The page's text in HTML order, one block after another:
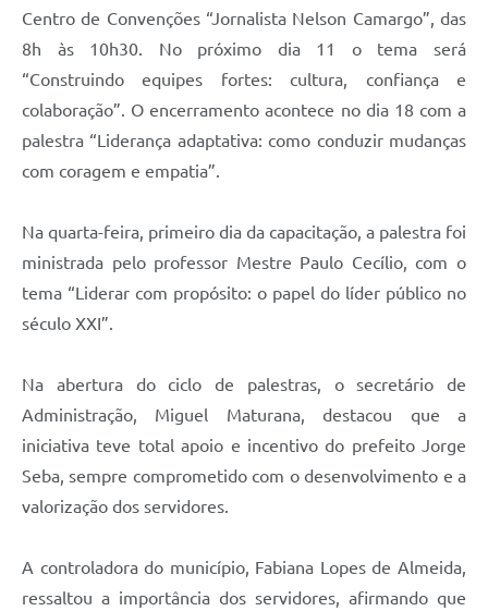
Centro de Convenções “Jornalista Nelson Camargo”, das
8h às 10h30. No próximo dia 11 o tema será
“Construindo equipes fortes: cultura, confiança e
colaboração”. O encerramento acontece no dia 18 com a
palestra “Liderança adaptativa: como conduzir mudanças
com coragem e empatia”.
Na quarta-feira, primeiro dia da capacitação, a palestra foi
ministrada pelo professor Mestre Paulo Cecílio, com o
tema “Liderar com propósito: o papel do líder público no
século XXI”.
Na abertura do ciclo de palestras, o secretário de
Administração, Miguel Maturana, destacou que a
iniciativa teve total apoio e incentivo do prefeito Jorge
Seba, sempre comprometido com o desenvolvimento e a
valorização dos servidores.
A controladora do município, Fabiana Lopes de Almeida,
ressaltou a importância dos servidores, afirmando que